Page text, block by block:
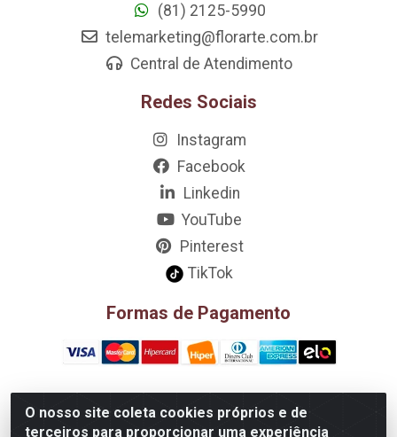
O nosso site coleta cookies próprios e de
terceiros para proporcionar uma experiência
(81) 2125-5990
telemarketing@florarte.com.br
Central de Atendimento
Redes Sociais
Instagram
Facebook
Linkedin
YouTube
Pinterest
TikTok
Formas de Pagamento
D&A Decoração e Ambientação LTDA - Rua Riachão, 807 –